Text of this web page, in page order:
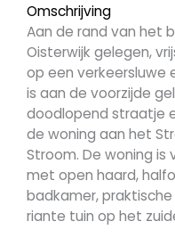
Omschrijving
Aan de rand van het
Oisterwijk gelegen,
op een verkeersluwe
is aan de voorzijde
doodlopend straatje
de woning aan het
Stroom. De woning is
met open haard,
badkamer,
riante tuin op het